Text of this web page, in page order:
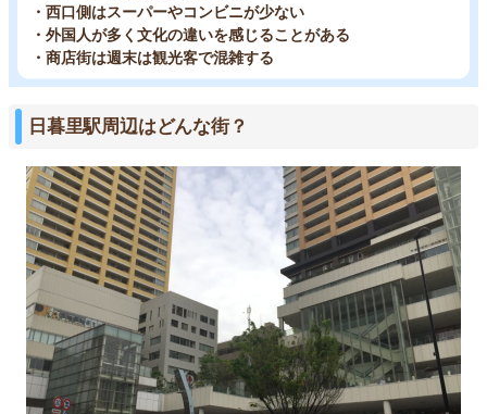
・西口側はスーパーやコンビニが少ない
・外国人が多く文化の違いを感じることがある
・商店街は週末は観光客で混雑する
日暮里駅周辺はどんな街？